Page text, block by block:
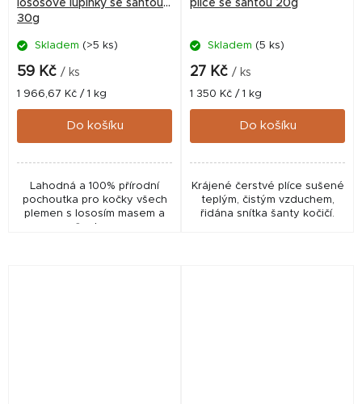
lososové lupínky se šantou
30g
Skladem (>5 ks)
59 Kč / ks
Měrná
cena:
1 966,67 Kč / 1 kg
Do košíku
Lahodná a 100% přírodní
pochoutka pro kočky všech
plemen s lososím masem a
plíce se šantou 20g
Skladem (5 ks)
27 Kč / ks
Měrná
cena:
1 350 Kč / 1 kg
Do košíku
Krájené čerstvé plíce sušené
teplým, čistým vzduchem,
řidána snítka šanty kočičí.